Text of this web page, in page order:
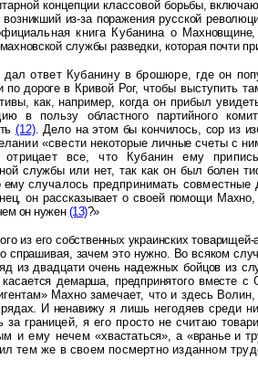
концепции классовойборьбы,
возникший из-за поражения русской
книга Кубанина о Махновщине,
махновской службы разведки, которая почти
дал ответ Кубанину в брошюре, где он
по дороге в Кривой Рог, чтобы выступить
как, например, когда он прибыл
впользу областного партийного
(12). Дело на этом бы кончилось, сор из
«свестинекоторые личные счеты с
все, что Кубанин ему
службы или нет, так как он был болен
ему случалось предпринимать
он рассказывает о своей помощи Махно,
он нужен(13)?»
из его собственных украинских
спрашивая, зачем это нужно. Во всяком
из двадцати очень надежных бойцов из
демарша, предпринятого вместе
Махно замечает, что и здесь
И ненавижу я лишь негодяев среди
за границей, я его просто не считаю
и ему нечем«хвастаться», а «вранье и
тем же в своем посмертно изданном